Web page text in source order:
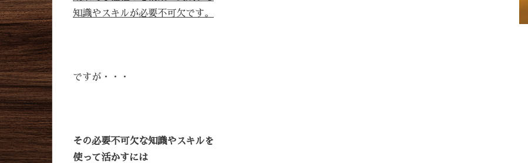
知識やスキルが必要不可欠です。
ですが・・・
その必要不可欠な知識やスキルを
使って活かすには